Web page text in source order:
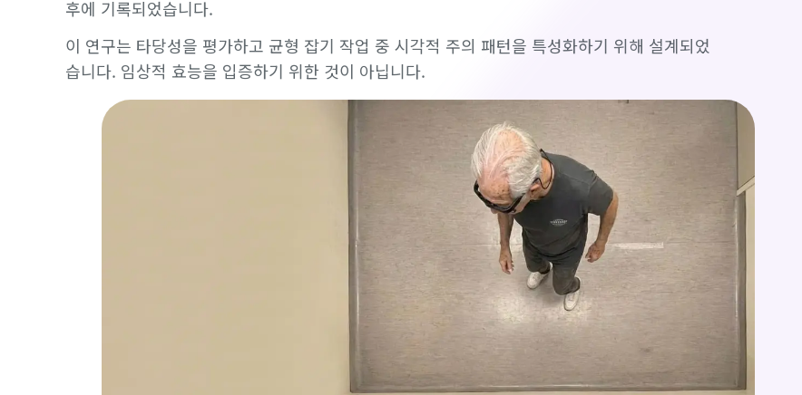
후에 기록되었습니다.
이 연구는 타당성을 평가하고 균형 잡기 작업 중 시각적 주의 패턴을 특성화하기 위해 설계되었
습니다. 임상적 효능을 입증하기 위한 것이 아닙니다.